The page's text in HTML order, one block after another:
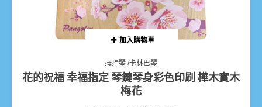
加入購物車
拇指琴 /卡林巴琴
花的祝福 幸福指定 琴鍵琴身彩色印刷 樺木實木
梅花